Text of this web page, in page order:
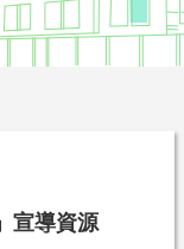
宣導資源